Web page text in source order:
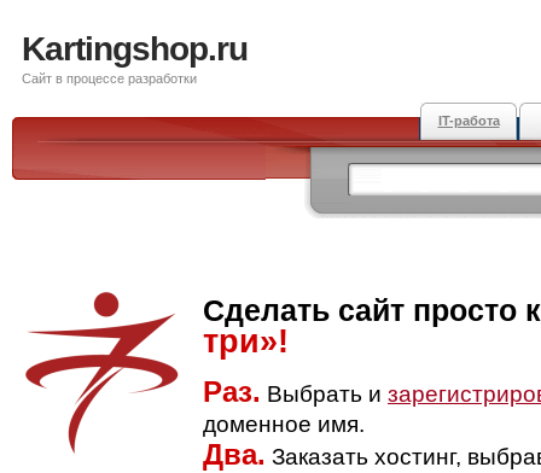
Kartingshop.ru
Сайт в процессе разработки
IT-работа
Сделать сайт просто
три»!
Раз. Выбрать и
доменное имя.
Два. Заказать хостинг,